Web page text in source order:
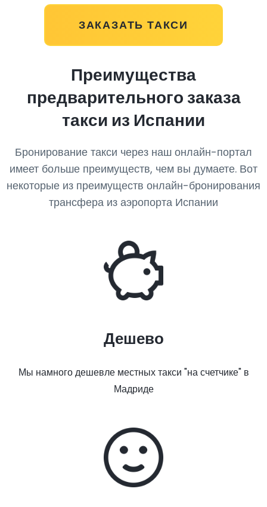
ЗАКАЗАТЬ ТАКСИ
Преимущества
предварительного заказа
такси из Испании
Бронирование такси через наш онлайн-портал
имеет больше преимуществ, чем вы думаете. Вот
некоторые из преимуществ онлайн-бронирования
трансфера из аэропорта Испании
Дешево
Мы намного дешевле местных такси "на счетчике" в
Мадриде